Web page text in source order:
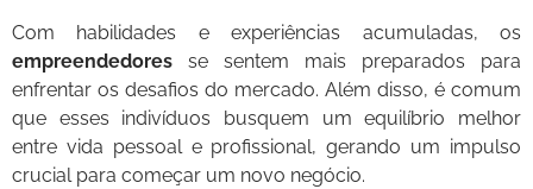
Com habilidades e experiências acumuladas, os
empreendedores se sentem mais preparados para
enfrentar os desafios do mercado. Além disso, é comum
que esses indivíduos busquem um equilíbrio melhor
entre vida pessoal e profissional, gerando um impulso
crucial para começar um novo negócio.